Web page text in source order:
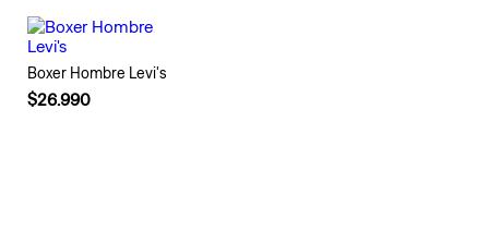
Boxer Hombre Levi's
$26.990